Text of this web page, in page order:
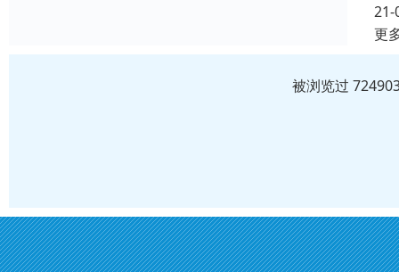
21-
更
被浏览过